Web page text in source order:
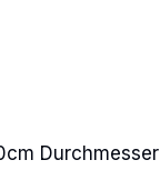
Durchmesser